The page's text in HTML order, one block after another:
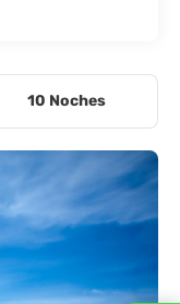
10 Noches